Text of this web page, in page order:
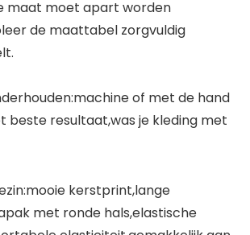
maat moet apart worden
de maattabel zorgvuldig
of met de hand
beste resultaat,was je kleding met
kerstprint,lange
met ronde hals,elastische